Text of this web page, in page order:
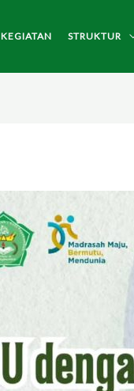
KEGIATAN STRUKTUR